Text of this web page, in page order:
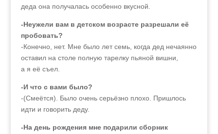
деда она получалась особенно вкусной.
-Неужели вам в детском возрасте разрешали её
пробовать?
-Конечно, нет. Мне было лет семь, когда дед нечаянно
оставил на столе полную тарелку пьяной вишни,
а я её съел.
-И что с вами было?
-(Смеётся). Было очень серьёзно плохо. Пришлось
идти и говорить деду.
-На день рождения мне подарили сборник